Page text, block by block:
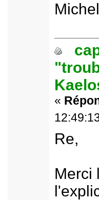
Michel
«
Re,
Merci